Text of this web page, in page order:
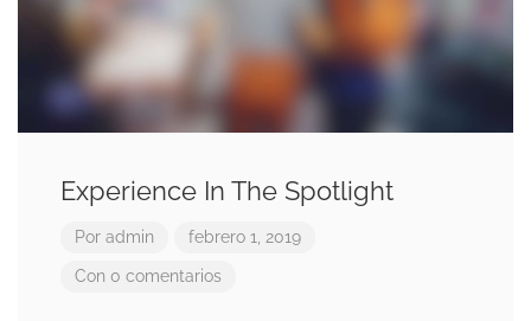
Experience In The Spotlight
Por admin febrero 1, 2019
Con 0 comentarios